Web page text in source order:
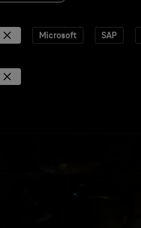
Microsoft SAP